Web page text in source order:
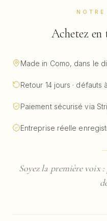
Achetez
Made in Como, dans le
Retour 14 jours · défauts
Paiement sécurisé via
Entreprise réelle
Soyez la première voix